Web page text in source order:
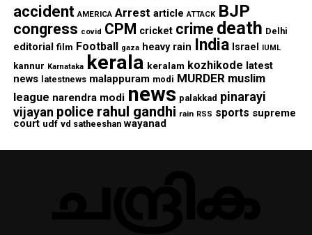
accident AMERICA Arrest article ATTACK BJP
congress covid CPM cricket crime death Delhi
editorial film Football gaza heavy rain India Israel IUML
kannur Karnataka kerala keralam kozhikode latest
news
latestnews malappuram modi MURDER muslim
league narendra modi news palakkad pinarayi
vijayan police rahul gandhi rain RSS sports supreme
court udf vd satheeshan wayanad